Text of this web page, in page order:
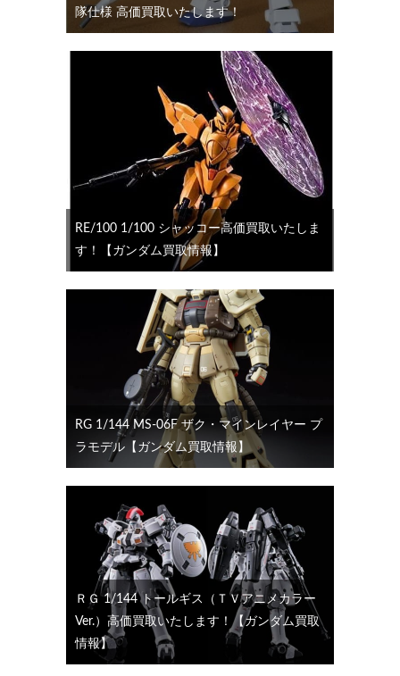
隊仕様 高価買取いたします！
RE/100 1/100 シャッコー高価買取いたしま
す！【ガンダム買取情報】
RG 1/144 MS-06F ザク・マインレイヤー プ
ラモデル【ガンダム買取情報】
ＲＧ 1/144 トールギス（ＴＶアニメカラー
Ver.）高価買取いたします！【ガンダム買取
情報】